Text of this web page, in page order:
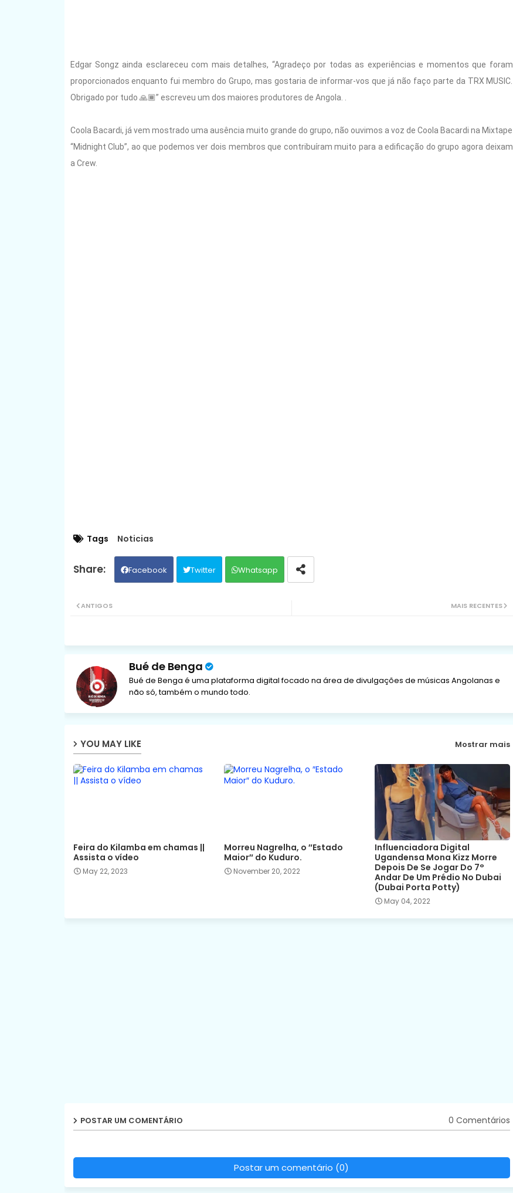
Edgar Songz ainda esclareceu com mais detalhes, “Agradeço por todas as experiências e momentos que foram
proporcionados enquanto fui membro do Grupo, mas gostaria de informar-vos que já não faço parte da TRX MUSIC.
Obrigado por tudo 🙏🏾” escreveu um dos maiores produtores de Angola. .
Coola Bacardi, já vem mostrado uma ausência muito grande do grupo, não ouvimos a voz de Coola Bacardi na Mixtape
“Midnight Club”, ao que podemos ver dois membros que contribuíram muito para a edificação do grupo agora deixam
a Crew.
Tags Noticias
Facebook Twitter Whatsapp
MAIS RECENTES
ANTIGOS
Bué de Benga
Bué de Benga é uma plataforma digital focado na área de divulgações de músicas Angolanas e
não só, também o mundo todo.
YOU MAY LIKE Mostrar mais
Feira do Kilamba em chamas ||
Assista o vídeo
May 22, 2023
Morreu Nagrelha, o ″Estado
Maior″ do Kuduro.
November 20, 2022
Influenciadora Digital
Ugandensa Mona Kizz Morre
Depois De Se Jogar Do 7°
Andar De Um Prédio No Dubai
(Dubai Porta Potty)
May 04, 2022
POSTAR UM COMENTÁRIO 0 Comentários
Postar um comentário (0)